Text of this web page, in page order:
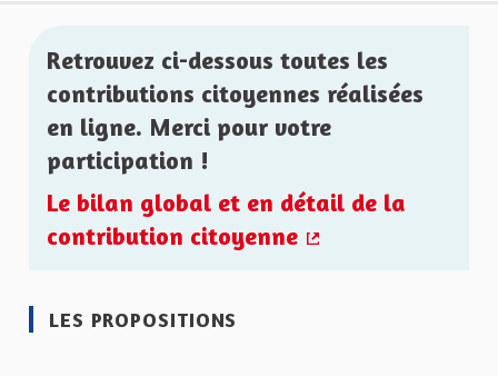
Retrouvez ci-dessous toutes les
contributions citoyennes réalisées
en ligne. Merci pour votre
participation !
Le bilan global et en détail de la
contribution citoyenne
LES PROPOSITIONS